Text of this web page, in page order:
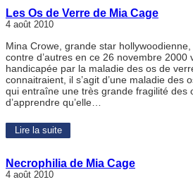
Les Os de Verre de Mia Cage
4 août 2010
Mina Crowe, grande star
contre d’autres en ce 26 novembre
handicapée par la maladie des os de
connaitraient, il s’agit d’une maladie des
qui entraîne une très grande fragilité des
d’apprendre qu’elle…
Lire la suite
Necrophilia de Mia Cage
4 août 2010